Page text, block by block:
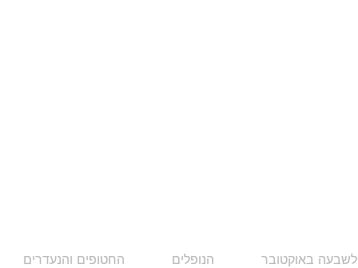
לשבעה באוקטובר הנופלים החטופים והנעדרים